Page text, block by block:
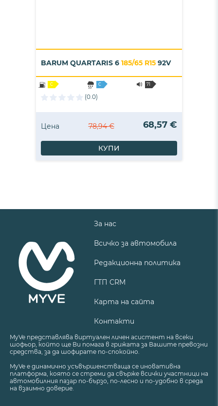
BARUM QUARTARIS 6 185/65 R15 92V
C C 71
(0.0)
Цена 78,94 € 68,57 €
КУПИ
За нас
Всичко за автомобила
Редакционна политика
ГТП CRM
Карта на сайта
Контакти
MyVe представлява виртуален личен асистент на всеки
шофьор, който ще Ви помага в грижата за Вашите превозни
средства, за да шофирате по-спокойно.
MyVe е динамично усъвършенстваща се иновативна
платформа, която се стреми да свърже всички участници на
автомобилния пазар по-бързо, по-лесно и по-удобно в среда
на взаимно доверие.